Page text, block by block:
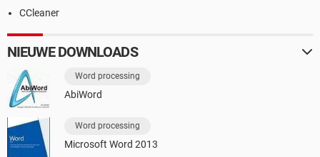
CCleaner
NIEUWE DOWNLOADS
Word processing
AbiWord
Word processing
Microsoft Word 2013